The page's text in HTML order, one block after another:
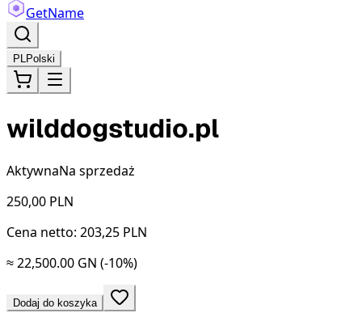
GetName
PLPolski
wilddogstudio.pl
AktywnaNa sprzedaż
250,00 PLN
Cena netto: 203,25 PLN
≈ 22,500.00 GN (-10%)
Dodaj do koszyka